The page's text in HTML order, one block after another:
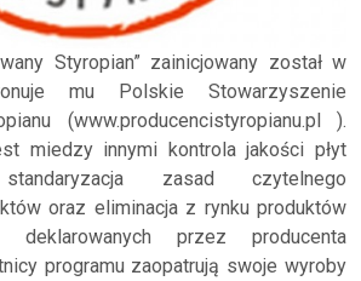
Styropian” zainicjowany został w
mu Polskie Stowarzyszenie
(www.producencistyropianu.pl ).
miedzy innymi kontrola jakości płyt
standaryzacja zasad czytelnego
oraz eliminacja z rynku produktów
deklarowanych przez producenta
programu zaopatrują swoje wyroby